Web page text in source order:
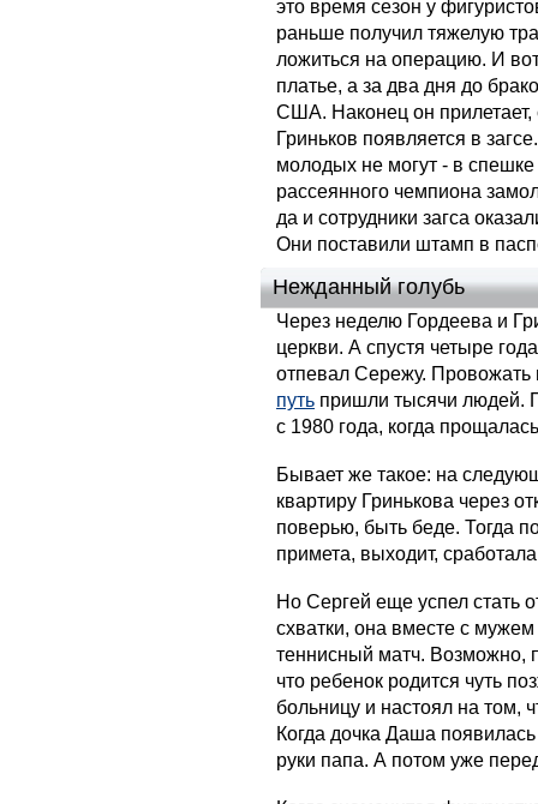
это время сезон у
раньше получил тяжелую
ложиться на операцию. И
платье, а за два дня до
США. Наконец он прилетает,
Гриньков появляется в
молодых не могут - в
рассеянного чемпиона
да и сотрудники загса
Они поставили штамп в
Нежданный голубь
Через неделю Гордеева и
церкви. А спустя четыре
отпевал Сережу.
путь пришли тысячи людей.
с 1980 года, когда
Бывает же такое: на
квартиру Гринькова через
поверью, быть беде. Тогда
примета, выходит,
Но Сергей еще успел стать
схватки, она вместе с
теннисный матч. Возможно,
что ребенок родится чуть
больницу и настоял на том,
Когда дочка Даша
руки папа. А потом уже